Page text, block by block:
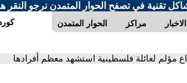
تقنية في تصفح الحوار المتمدن نرجو النقر
الحوار المتمدن مراكز الاخبار
مؤلم لعائلة فلسطينية استشهد معظم أفرادها